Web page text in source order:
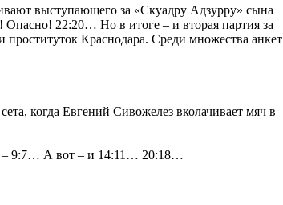
выступающего за «Скуадру Адзурру» сына
Опасно! 22:20… Но в итоге – и вторая партия за
проституток Краснодара. Среди множества анкет
когда Евгений Сивожелез вколачивает мяч в
– 9:7… А вот – и 14:11… 20:18…